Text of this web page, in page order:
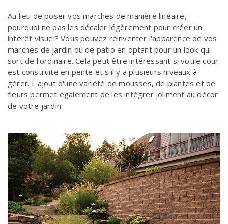
Au lieu de poser vos marches de manière linéaire,
pourquoi ne pas les décaler légèrement pour créer un
intérêt visuel? Vous pouvez réinventer l'apparence de vos
marches de jardin ou de patio en optant pour un look qui
sort de l'ordinaire. Cela peut être intéressant si votre cour
est construite en pente et s'il y a plusieurs niveaux à
gérer. L'ajout d'une variété de mousses, de plantes et de
fleurs permet également de les intégrer joliment au décor
de votre jardin.